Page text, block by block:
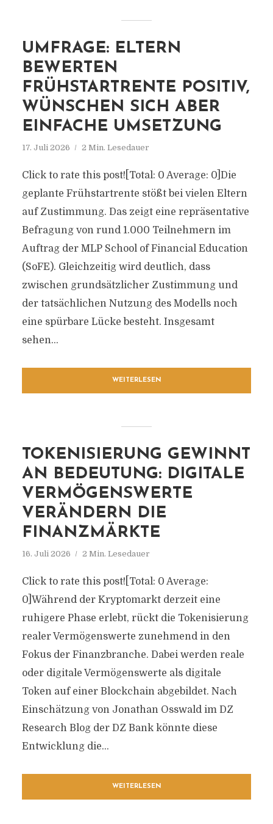
UMFRAGE: ELTERN
BEWERTEN
FRÜHSTARTRENTE POSITIV,
WÜNSCHEN SICH ABER
EINFACHE UMSETZUNG
17. Juli 2026 2 Min. Lesedauer
Click to rate this post![Total: 0 Average: 0]Die
geplante Frühstartrente stößt bei vielen Eltern
auf Zustimmung. Das zeigt eine repräsentative
Befragung von rund 1.000 Teilnehmern im
Auftrag der MLP School of Financial Education
(SoFE). Gleichzeitig wird deutlich, dass
zwischen grundsätzlicher Zustimmung und
der tatsächlichen Nutzung des Modells noch
eine spürbare Lücke besteht. Insgesamt
sehen...
WEITERLESEN
TOKENISIERUNG GEWINNT
AN BEDEUTUNG: DIGITALE
VERMÖGENSWERTE
VERÄNDERN DIE
FINANZMÄRKTE
16. Juli 2026 2 Min. Lesedauer
Click to rate this post![Total: 0 Average:
0]Während der Kryptomarkt derzeit eine
ruhigere Phase erlebt, rückt die Tokenisierung
realer Vermögenswerte zunehmend in den
Fokus der Finanzbranche. Dabei werden reale
oder digitale Vermögenswerte als digitale
Token auf einer Blockchain abgebildet. Nach
Einschätzung von Jonathan Osswald im DZ
Research Blog der DZ Bank könnte diese
Entwicklung die...
WEITERLESEN